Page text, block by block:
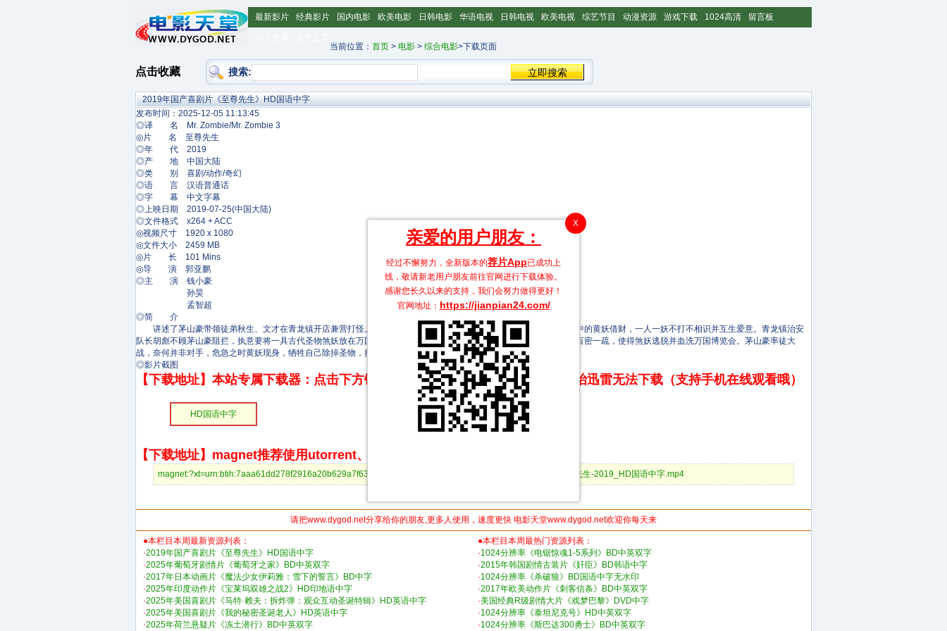
最新影片 经典影片 国内电影 欧美电影 日韩电影 华语电视 日韩电视 欧美电视 综艺节目 动漫资源 游戏下载 1024高清 留言板
当前位置： 首页 > 电影 > 综合电影>下载页面
点击收藏 搜索:
X
亲爱的用户朋友：
经过不懈努力，全新版本的荐片App已成功上
线，敬请新老用户朋友前往官网进行下载体验。
感谢您长久以来的支持，我们会努力做得更好！
官网地址： https://jianpian24.com/
2019年国产喜剧片《至尊先生》HD国语中字
发布时间：2025-12-05 11:13:45
◎译 名 Mr. Zombie/Mr. Zombie 3
◎片 名 至尊先生
◎年 代 2019
◎产 地 中国大陆
◎类 别 喜剧/动作/奇幻
◎语 言 汉语普通话
◎字 幕 中文字幕
◎上映日期 2019-07-25(中国大陆)
◎文件格式 x264 + ACC
◎视频尺寸 1920 x 1080
◎文件大小 2459 MB
◎片 长 101 Mins
◎导 演 郭亚鹏
◎主 演 钱小豪
孙昊
孟智超
◎简 介
讲述了茅山豪带领徒弟秋生、文才在青龙镇开店兼营打怪。文才为娶员外女儿向师兄求助，秋生铤而走险去找传说中的黄妖借财，一人一妖不打不相识并互生爱意。青龙镇治安
队长胡彪不顾茅山豪阻拦，执意要将一具古代圣物煞妖放在万国博览会展览，引得煞妖大闹警察局。茅山豪赶来援救却百密一疏，使得煞妖逃脱并血洗万国博览会。茅山豪率徒大
战，奈何并非对手，危急之时黄妖现身，牺牲自己除掉圣物，拯救了青龙镇百姓。
◎影片截图
【下载地址】本站专属下载器：点击下方链接 即可享受高速下载和在线播放 专治迅雷无法下载（支持手机在线观看哦）
HD国语中字
【下载地址】magnet推荐使用utorrent、BitComet等bt客户端下载
magnet:?xt=urn:btih:7aaa61dd278f2916a20b629a7f637d3c806b4302&dn=[电影天堂www.dytt8899.com]至尊先生-2019_HD国语中字.mp4
请把www.dygod.net分享给你的朋友,更多人使用，速度更快 电影天堂www.dygod.net欢迎你每天来
●本栏目本周最新资源列表：
·2019年国产喜剧片《至尊先生》HD国语中字
·2025年葡萄牙剧情片《葡萄牙之家》BD中英双字
·2017年日本动画片《魔法少女伊莉雅：雪下的誓言》BD中字
·2025年印度动作片《宝莱坞双雄之战2》HD印地语中字
·2025年美国喜剧片《马特·赖夫：拆炸弹：观众互动圣诞特辑》HD英语中字
·2025年美国喜剧片《我的秘密圣诞老人》HD英语中字
·2025年荷兰悬疑片《冻土潜行》BD中英双字
●本栏目本周最热门资源列表：
·1024分辨率《电锯惊魂1-5系列》BD中英双字
·2015年韩国剧情古装片《奸臣》BD韩语中字
·1024分辨率《杀破狼》BD国语中字无水印
·2017年欧美动作片《刺客信条》BD中英双字
·美国经典R级剧情大片《戏梦巴黎》DVD中字
·1024分辨率《泰坦尼克号》HD中英双字
·1024分辨率《斯巴达300勇士》BD中英双字